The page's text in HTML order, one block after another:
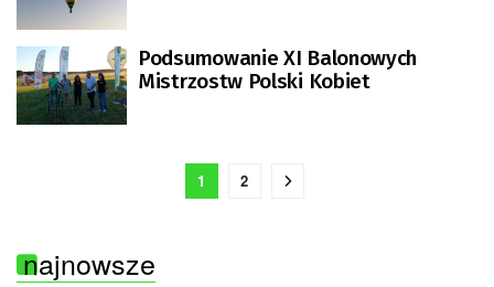
Podsumowanie XI Balonowych
Mistrzostw Polski Kobiet
1 2
najnowsze